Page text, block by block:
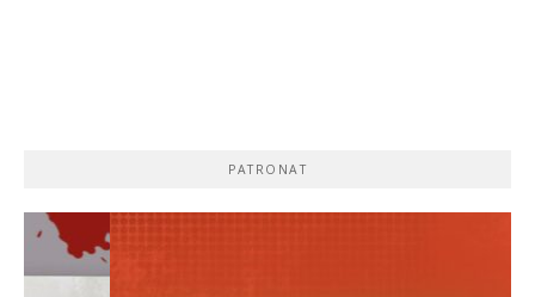
PATRONAT